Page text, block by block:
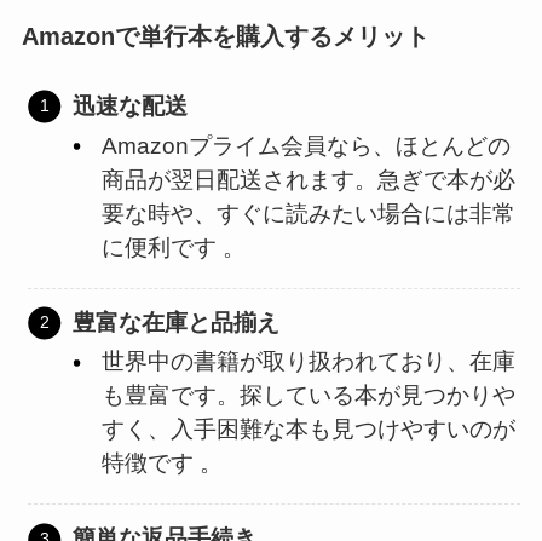
Amazonで単行本を購入するメリット
迅速な配送
Amazonプライム会員なら、ほとんどの
商品が翌日配送されます。急ぎで本が必
要な時や、すぐに読みたい場合には非常
に便利です​ 。
豊富な在庫と品揃え
世界中の書籍が取り扱われており、在庫
も豊富です。探している本が見つかりや
すく、入手困難な本も見つけやすいのが
特徴です​ ​。